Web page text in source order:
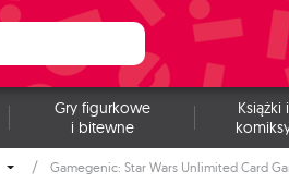
Gry figurkowe
i bitewne
Książki i
Gamegenic: Star Wars Unlimited Card